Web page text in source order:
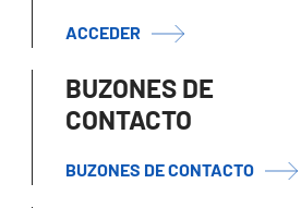
ACCEDER
BUZONES DE
CONTACTO
BUZONES DE CONTACTO